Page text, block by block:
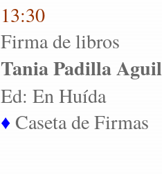
13:30
Firma de libros
Tania Padilla
Ed: En Huída
♦Caseta de Firmas